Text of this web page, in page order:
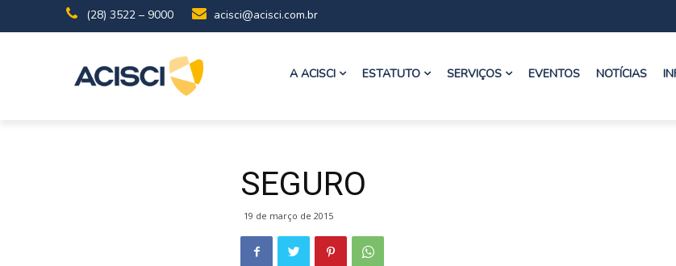
(28) 3522 – 9000 acisci@acisci.com.br
A ACISCI ESTATUTO SERVIÇOS EVENTOS NOTÍCIAS
SEGURO
19 de março de 2015